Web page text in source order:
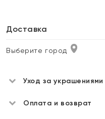
Доставка
Выберите город
Уход за украшениями
Оплата и возврат